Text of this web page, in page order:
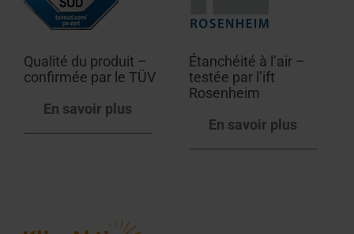
Qualité du produit –
confirmée par le TÜV
En savoir plus
Étanchéité à l’air –
testée par l’ift
Rosenheim
En savoir plus